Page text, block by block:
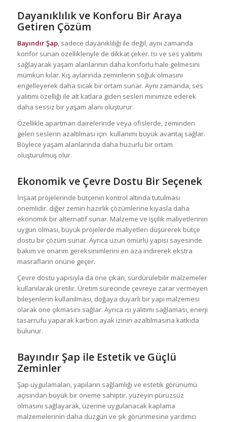
Dayanıklılık ve Konforu Bir Araya
Getiren Çözüm
Bayındır Şap, sadece dayanıklılığı ile değil, aynı zamanda
konfor sunan özellikleriyle de dikkat çeker. Isı ve ses yalıtımı
sağlayarak yaşam alanlarının daha konforlu hale gelmesini
mümkün kılar. Kış aylarında zeminlerin soğuk olmasını
engelleyerek daha sıcak bir ortam sunar. Aynı zamanda, ses
yalıtımı özelliği ile alt katlara giden sesleri minimize ederek
daha sessiz bir yaşam alanı oluşturur.
Özellikle apartman dairelerinde veya ofislerde, zeminden
gelen seslerin azaltılması için kullanımı büyük avantaj sağlar.
Böylece yaşam alanlarında daha huzurlu bir ortam
oluşturulmuş olur.
Ekonomik ve Çevre Dostu Bir Seçenek
İnşaat projelerinde bütçenin kontrol altında tutulması
önemlidir. diğer zemin hazırlık çözümlerine kıyasla daha
ekonomik bir alternatif sunar. Malzeme ve işçilik maliyetlerinin
uygun olması, büyük projelerde maliyetleri düşürerek bütçe
dostu bir çözüm sunar. Ayrıca uzun ömürlü yapısı sayesinde
bakım ve onarım gereksinimlerini en aza indirerek ekstra
masrafların önüne geçer.
Çevre dostu yapısıyla da öne çıkan, sürdürülebilir malzemeler
kullanılarak üretilir. Üretim sürecinde çevreye zarar vermeyen
bileşenlerin kullanılması, doğaya duyarlı bir yapı malzemesi
olarak öne çıkmasını sağlar. Ayrıca ısı yalıtımı sağlaması, enerji
tasarrufu yaparak karbon ayak izinin azaltılmasına katkıda
bulunur.
Bayındır Şap ile Estetik ve Güçlü
Zeminler
Şap uygulamaları, yapıların sağlamlığı ve estetik görünümü
açısından büyük bir öneme sahiptir. yüzeyin pürüzsüz
olmasını sağlayarak, üzerine uygulanacak kaplama
malzemelerinin daha düzgün ve şık görünmesine yardımcı